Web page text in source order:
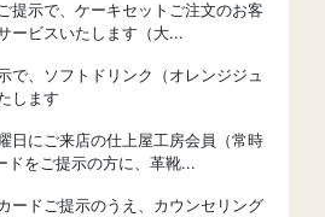
提示で、ケーキセットご注文のお客
ービスいたします（大...
で、ソフトドリンク（オレンジジュ
します
日にご来店の仕上屋工房会員（常時
ドをご提示の方に、革靴...
ードご提示のうえ、カウンセリング